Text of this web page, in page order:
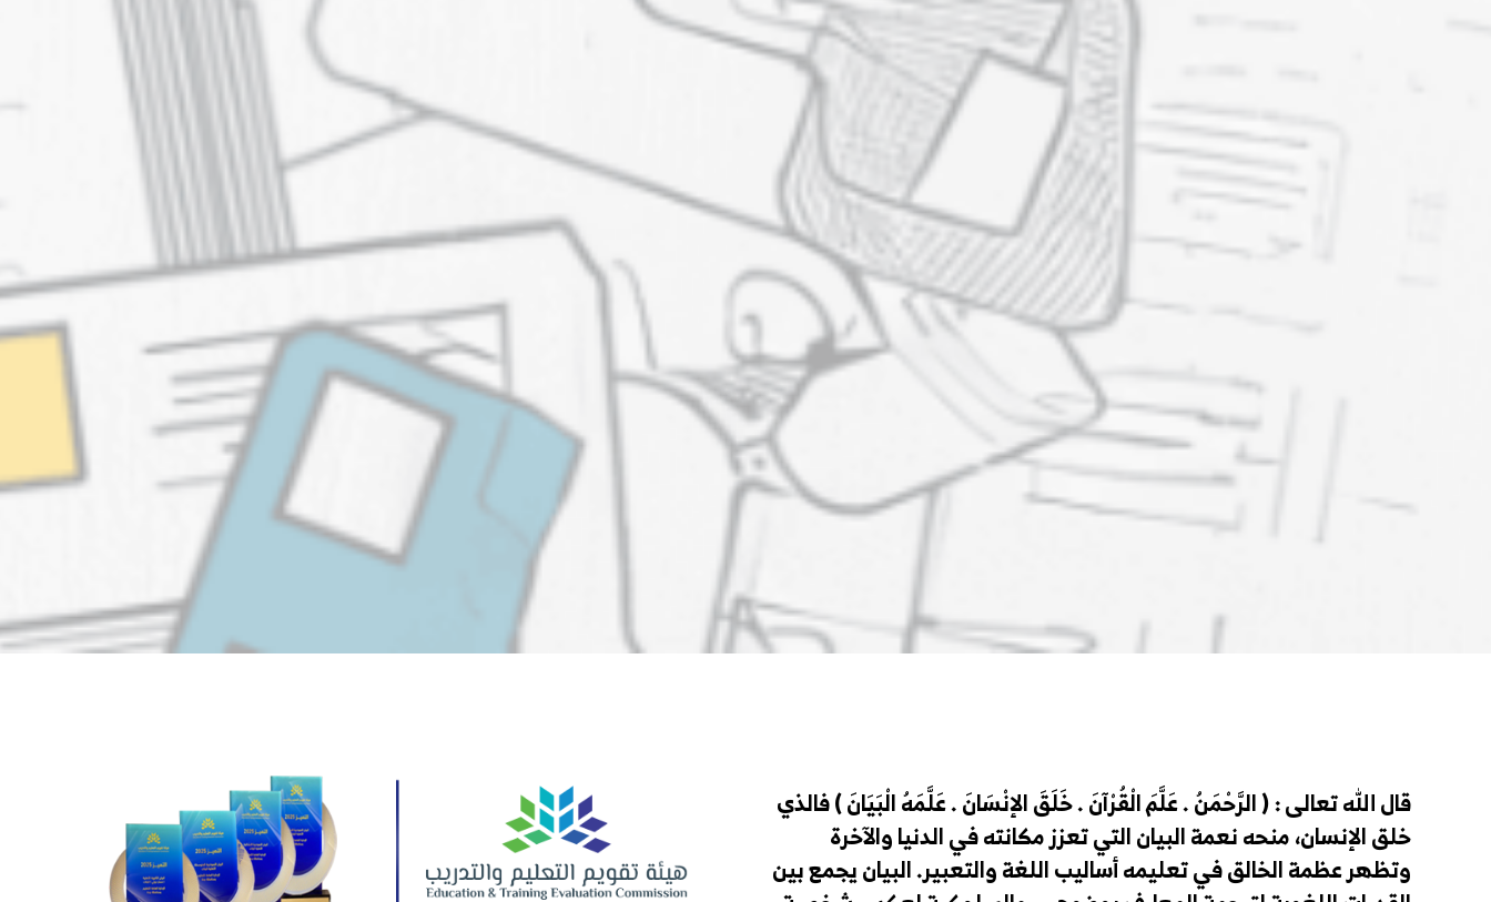
قال الله تعالى : ( الرَّحْمَنُ . عَلَّمَ الْقُرْآنَ . خَلَقَ الإنْسَانَ . عَلَّمَهُ الْبَيَانَ ) فالذي
خلق الإنسان، منحه نعمة البيان التي تعزز مكانته في الدنيا والآخرة
وتظهر عظمة الخالق في تعليمه أساليب اللغة والتعبير. البيان يجمع بين